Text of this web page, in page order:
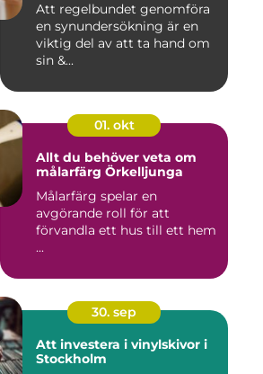
Att regelbundet genomföra
en synundersökning är en
viktig del av att ta hand om
sin &...
01. okt
Allt du behöver veta om
målarfärg Örkelljunga
Målarfärg spelar en
avgörande roll för att
förvandla ett hus till ett hem
...
30. sep
Att investera i vinylskivor i
Stockholm